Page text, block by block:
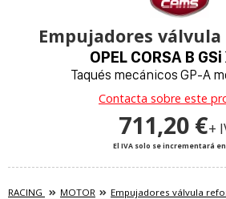
Empujadores
OPEL CORSA B GSi
Taqués mecánicos GP-A
Contacta sobre este
711,20 €+
El IVA solo se incrementará en
RACING MOTOR Empujadores válvula